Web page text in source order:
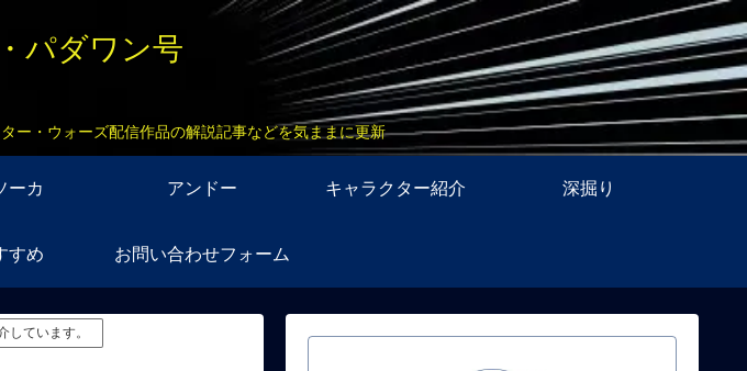
パダワン号
ー・ウォーズ配信作品の解説記事などを気ままに更新
ーカ アンドー キャラクター紹介 深掘り
すめ お問い合わせフォーム
ています。